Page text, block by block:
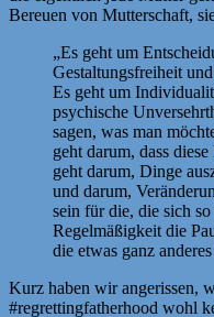
Bereuen von Mutterschaft,
„Es geht um
Gestaltungsfreiheit
Es geht um
psychische
sagen, was man
geht darum, dass
geht darum, Dinge
und darum,
sein für die, die sich
Regelmäßigkeit die
die etwas ganz
Kurz haben wir angerissen,
#regrettingfatherhood wohl